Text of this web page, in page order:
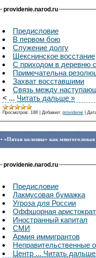
providenie.narod.ru
Предисловие
В первом бою
Служение долгу
Шекснинское восстание
С приходом в деревню
Примечательна
Захват восставшими
Связь между
< ... Читать дальше »
Просмотров: 188 Добавил: providenie
• «Пятая колонна» как многоголовая
providenie.narod.ru
Предисловие
Лакмусовая бумажка
Угроза для России
Оффшорная
Иностранный капитал
СМИ
Армия иммигрантов
Неправительственные
Центр ... Читать